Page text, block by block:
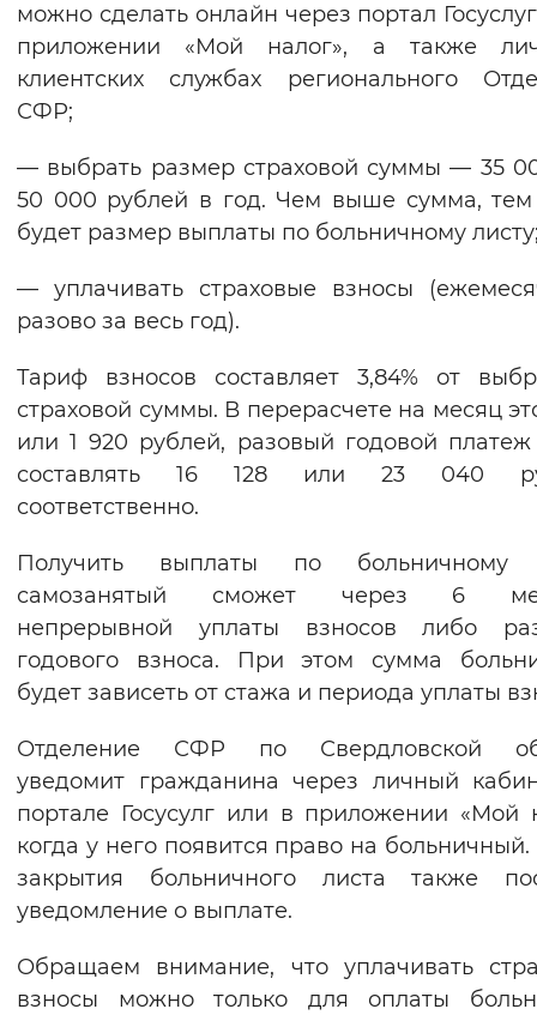
можно сделать онлайн через портал
приложении «Мой налог», а также
клиентских службах регионального
СФР;
— выбрать размер страховой суммы — 35
50 000 рублей в год. Чем выше сумма,
будет размер выплаты по больничному
— уплачивать страховые взносы
разово за весь год).
Тариф взносов составляет 3,84% от
страховой суммы. В перерасчете на месяц
или 1 920 рублей, разовый годовой платеж
составлять 16 128 или 23 040
соответственно.
Получить выплаты по больничному
самозанятый сможет через 6
непрерывной уплаты взносов либо
годового взноса. При этом сумма
будет зависеть от стажа и периода уплаты
Отделение СФР по Свердловской
уведомит гражданина через личный
портале Госусулг или в приложении «Мой
когда у него появится право на
закрытия больничного листа также
уведомление о выплате.
Обращаем внимание, что уплачивать
взносы можно только для оплаты